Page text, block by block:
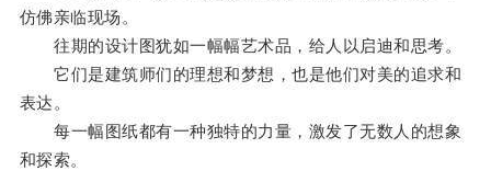
仿佛亲临现场。
往期的设计图犹如一幅幅艺术品，给人以启迪和思考。
它们是建筑师们的理想和梦想，也是他们对美的追求和
表达。
每一幅图纸都有一种独特的力量，激发了无数人的想象
和探索。